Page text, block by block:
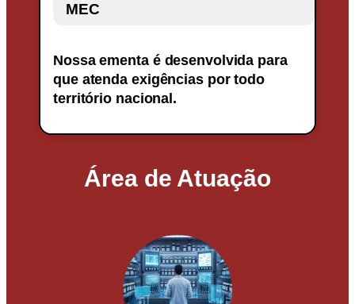
MEC
Nossa ementa é desenvolvida para
que atenda exigências por todo
território nacional.
Área de Atuação